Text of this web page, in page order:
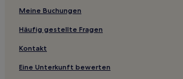
Hostels in Uppsala
Business in Uppsala
Familien in Uppsala
Luxus in Uppsala
Meine Buchungen
Häufig gestellte Fragen
Kontakt
Eine Unterkunft bewerten